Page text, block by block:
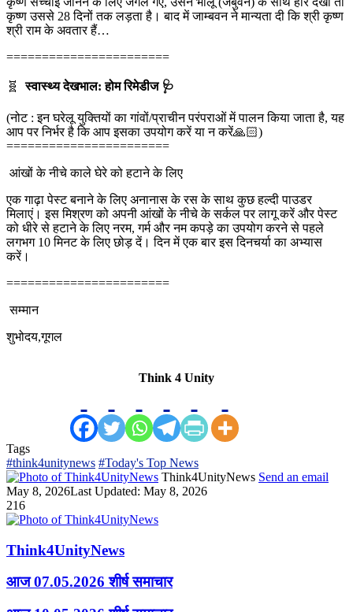
कृष्ण उससे 28 दिनों तक लड़ता है। बाद में जाम्बवन ने मान्यता दी कि श्री कृष्ण
श्री राम के अवतार हैं…
=======================
🧬स्वास्थ्य देखभाल: होम रिमेडीज 🩺
(नोट : इन घरेलू युक्तियों का गांवों/प्राचीन परंपराओं में पालन किया जाता है, यह
आप पर निर्भर है कि आप इसका उपयोग करें या न करें🙏🏻)
=======================
आंखों के नीचे काले घेरे को हटाने के लिए
एक गाढ़ा पेस्ट बनाने के लिए अनानास के रस के साथ कुछ हल्दी पाउडर
मिलाएं। इस मिश्रण को अपनी आंखों के नीचे के सर्कल पर लागू करें और पेस्ट
को धीरे से हटाने के लिए नरम, गर्म और नम कपड़े का उपयोग करने से पहले
लगभग 10 मिनट के लिए छोड़ दें। दिन में एक बार इस दिनचर्या का अभ्यास
करें।
=======================
सम्मान
शुभोदय,गूगल
Think 4 Unity
Tags
#think4unitynews #Today's Top News
Think4UnityNews Send an email
May 8, 2026Last Updated: May 8, 2026
216
Think4UnityNews
आज 07.05.2026 शीर्ष समाचार